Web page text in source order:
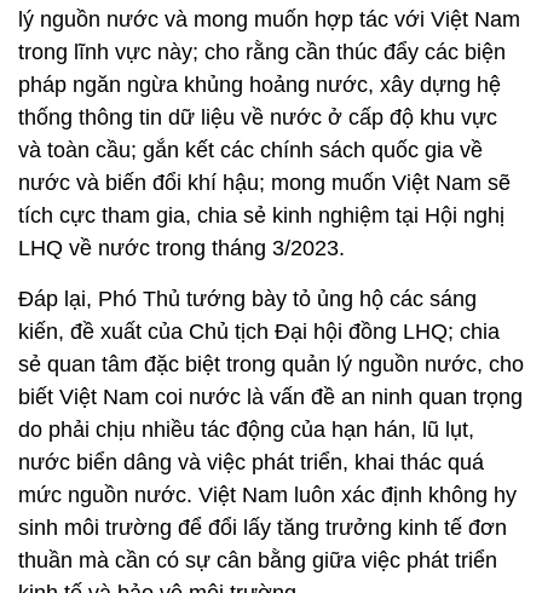
lý nguồn nước và mong muốn hợp tác với Việt Nam
trong lĩnh vực này; cho rằng cần thúc đẩy các biện
pháp ngăn ngừa khủng hoảng nước, xây dựng hệ
thống thông tin dữ liệu về nước ở cấp độ khu vực
và toàn cầu; gắn kết các chính sách quốc gia về
nước và biến đổi khí hậu; mong muốn Việt Nam sẽ
tích cực tham gia, chia sẻ kinh nghiệm tại Hội nghị
LHQ về nước trong tháng 3/2023.
Đáp lại, Phó Thủ tướng bày tỏ ủng hộ các sáng
kiến, đề xuất của Chủ tịch Đại hội đồng LHQ; chia
sẻ quan tâm đặc biệt trong quản lý nguồn nước, cho
biết Việt Nam coi nước là vấn đề an ninh quan trọng
do phải chịu nhiều tác động của hạn hán, lũ lụt,
nước biển dâng và việc phát triển, khai thác quá
mức nguồn nước. Việt Nam luôn xác định không hy
sinh môi trường để đổi lấy tăng trưởng kinh tế đơn
thuần mà cần có sự cân bằng giữa việc phát triển